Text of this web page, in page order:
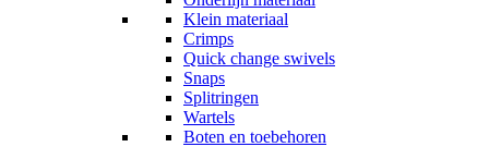
Klein materiaal
Crimps
Quick change swivels
Snaps
Splitringen
Wartels
Boten en toebehoren